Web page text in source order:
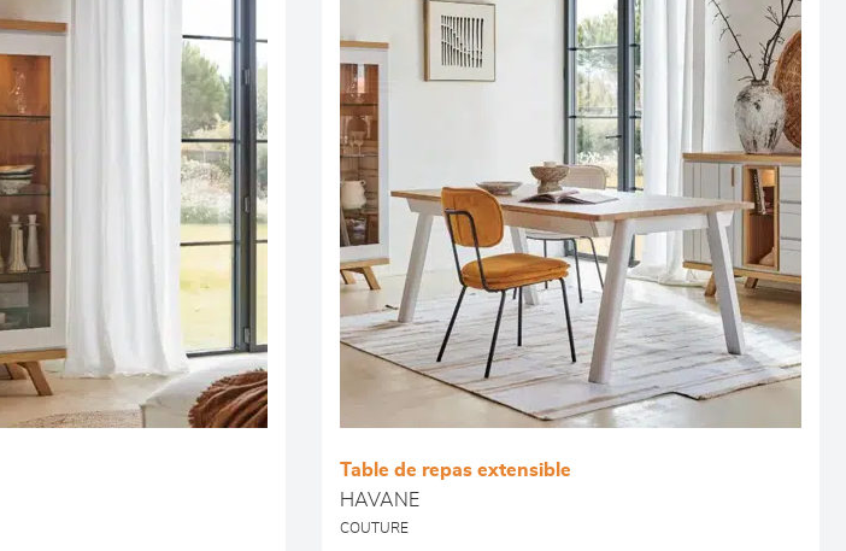
Table de repas extensible
HAVANE
COUTURE